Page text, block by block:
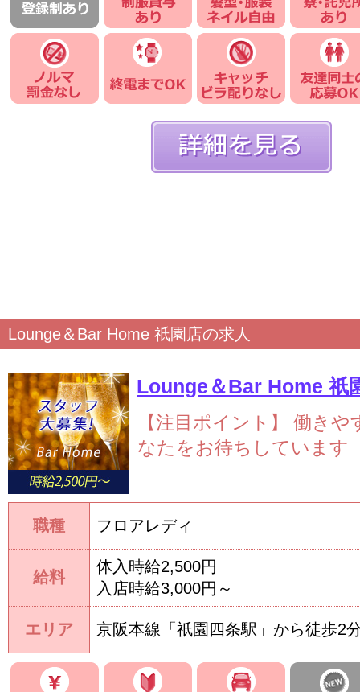
Lounge＆Bar Home 祇園店の求人
Lounge＆Bar Home 祇
職種 フロアレディ
給料
体入時給2,500円
入店時給3,000円～
エリア 京阪本線「祇園四条駅」から徒歩2
【注目ポイント】
働きや
なたをお待ちしています